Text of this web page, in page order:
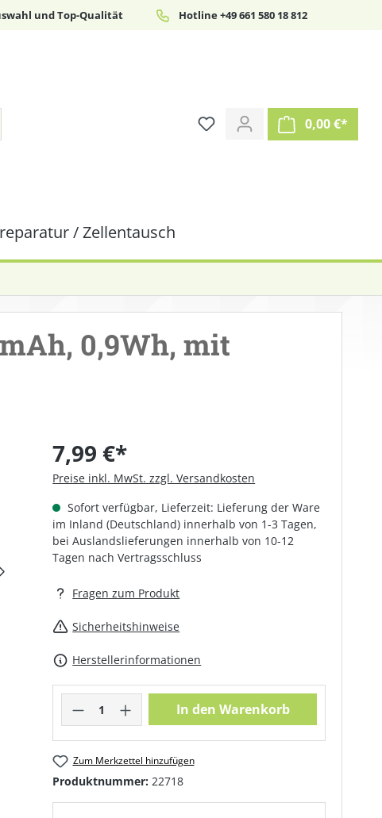
und Top-Qualität Hotline +49 661 580 18 812
0,00 €*
/ Zellentausch
0,9Wh, mit
7,99 €*
Preise inkl. MwSt. zzgl. Versandkosten
Sofort verfügbar, Lieferzeit: Lieferung der Ware
im Inland (Deutschland) innerhalb von 1-3 Tagen,
bei Auslandslieferungen innerhalb von 10-12
Tagen nach Vertragsschluss
Fragen zum Produkt
Sicherheitshinweise
Herstellerinformationen
Produkt Anzahl: Gib den
In den Warenkorb
Zum Merkzettel hinzufügen
Produktnummer:22718